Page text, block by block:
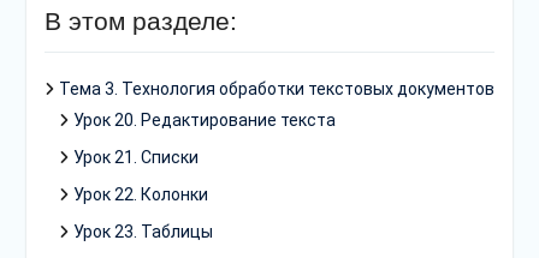
В этом разделе:
Тема 3. Технология обработки текстовых документов
Урок 20. Редактирование текста
Урок 21. Списки
Урок 22. Колонки
Урок 23. Таблицы